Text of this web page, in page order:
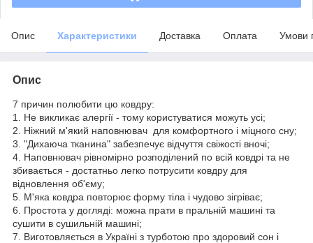
Опис Характеристики Доставка Оплата Умови
Опис
7 причин полюбити цю ковдру:
1.
Не викликає алергії - тому користуватися можуть усі;
2.
Ніжний м'який наповнювач для комфортного і міцного сну;
3. "Дихаюча тканина" забезпечує відчуття свіжості вночі;
4. Наповнювач рівномірно розподілений по всій ковдрі та не
збивається - достатньо легко потрусити ковдру для
відновлення об'єму;
5. М'яка ковдра повторює форму тіла і чудово зігріває;
6.
Простота у догляді: можна прати в пральній машині та
сушити в сушильній машині;
7.
Виготовляється в Україні з турботою про здоровий сон і